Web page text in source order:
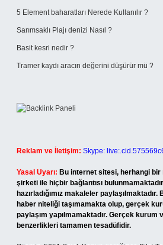
5 Element baharatları Nerede Kullanılır ?
Sarımsaklı Plajı denizi Nasıl ?
Basit kesri nedir ?
Tramer kaydı aracın değerini düşürür mü ?
Reklam ve İletişim: Skype:
Yasal Uyarı: Bu internet sitesi, herhangi
şirketi ile hiçbir bağlantısı
hazırladığımız makaleler
haber niteliği taşımamakta olup, gerçek
paylaşım yapılmamaktadır. Gerçek kurum
benzerlikleri tamamen tesadüfidir.